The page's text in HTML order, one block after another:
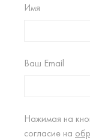
Имя
Ваш Email
Нажимая на
согласие на